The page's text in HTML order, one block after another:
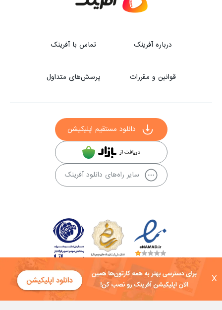
X
درباره آفرینک تماس با آفرینک
قوانین و مقررات پرسش‌های متداول
دانلود مستقیم اپلیکیشن
سایر راه‌های دانلود آفرینک
کلیه حقوق این سایت به شرکت توسعه فناوی هفت آسمان توکان تعلق دارد و